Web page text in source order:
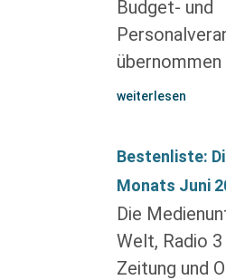
Budget- und
weiterlesen
Bestenliste:
Monats Juni
Die
Welt, Radio
Zeitung und